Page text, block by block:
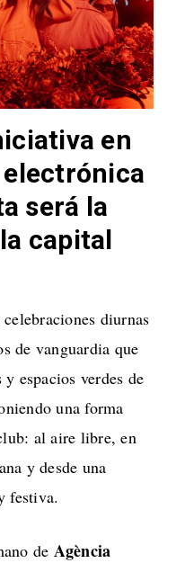
en
será la
capital
diurnas
de vanguardia que
espacios verdes de
una forma
al aire libre, en
y desde una
festiva.
de Agència